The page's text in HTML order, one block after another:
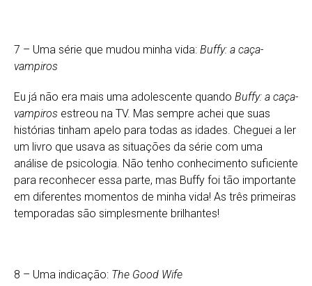
7 – Uma série que mudou minha vida: Buffy: a caça-
vampiros
Eu já não era mais uma adolescente quando Buffy: a caça-
vampiros estreou na TV. Mas sempre achei que suas
histórias tinham apelo para todas as idades. Cheguei a ler
um livro que usava as situações da série com uma
análise de psicologia. Não tenho conhecimento suficiente
para reconhecer essa parte, mas Buffy foi tão importante
em diferentes momentos de minha vida! As três primeiras
temporadas são simplesmente brilhantes!
8 – Uma indicação: The Good Wife